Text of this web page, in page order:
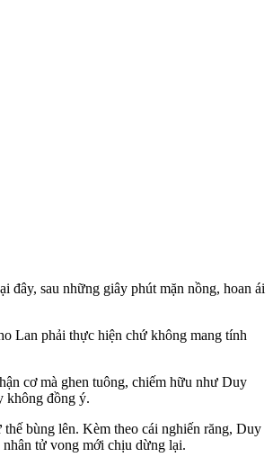
sau những giây phút mặn nồng, hoan ái
Lan phải thực hiện chứ không mang tính
cơ mà ghen tuông, chiếm hữu như Duy
không đồng ý.
bùng lên. Kèm theo cái nghiến răng, Duy
t‌ử von‌g mới chịu dừng lại.